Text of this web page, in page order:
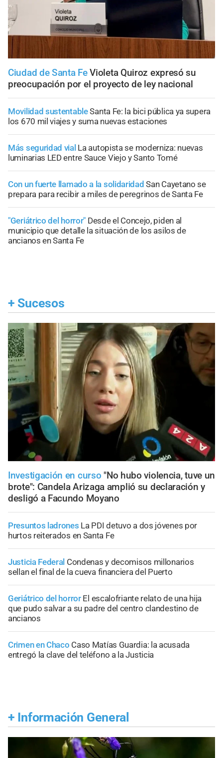
Ciudad de Santa Fe Violeta Quiroz expresó su
preocupación por el proyecto de ley nacional
Movilidad sustentableSanta Fe: la bici pública ya supera
los 670 mil viajes y suma nuevas estaciones
Más seguridad vial La autopista se moderniza: nuevas
luminarias LED entre Sauce Viejo y Santo Tomé
Con un fuerte llamado a la solidaridad San Cayetano se
prepara para recibir a miles de peregrinos de Santa Fe
"Geriátrico del horror" Desde el Concejo, piden al
municipio que detalle la situación de los asilos de
ancianos en Santa Fe
+ Sucesos
Investigación en curso "No hubo violencia, tuve un
brote": Candela Arizaga amplió su declaración y
desligó a Facundo Moyano
Presuntos ladrones La PDI detuvo a dos jóvenes por
hurtos reiterados en Santa Fe
Justicia Federal Condenas y decomisos millonarios
sellan el final de la cueva financiera del Puerto
Geriátrico del horror El escalofriante relato de una hija
que pudo salvar a su padre del centro clandestino de
ancianos
Crimen en Chaco Caso Matías Guardia: la acusada
entregó la clave del teléfono a la Justicia
+ Información General